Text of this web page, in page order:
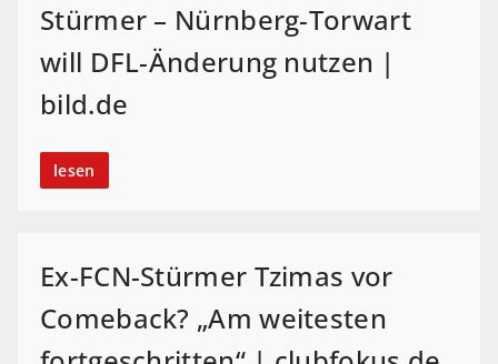
Stürmer – Nürnberg-Torwart
will DFL-Änderung nutzen |
bild.de
lesen
Ex-FCN-Stürmer Tzimas vor
Comeback? „Am weitesten